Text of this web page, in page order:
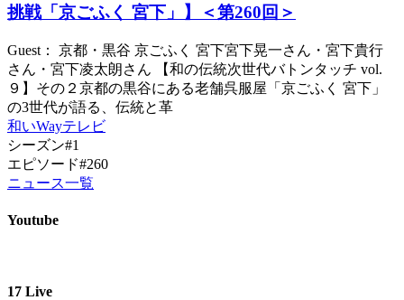
挑戦「京ごふく 宮下」】＜第260回＞
Guest： 京都・黒谷 京ごふく 宮下宮下晃一さん・宮下貴行
さん・宮下凌太朗さん 【和の伝統次世代バトンタッチ vol.
９】その２京都の黒谷にある老舗呉服屋「京ごふく 宮下」
の3世代が語る、伝統と革
和いWayテレビ
シーズン#1
エピソード#260
ニュース一覧
Youtube
17 Live